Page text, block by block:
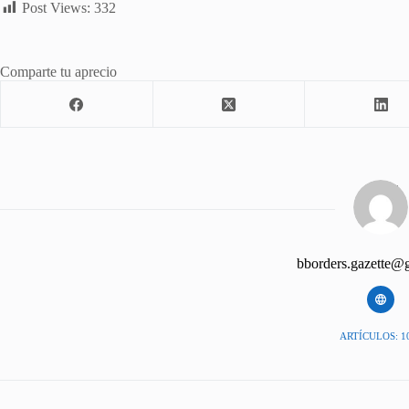
Post Views: 332
Comparte tu aprecio
ARTÍCULOS: